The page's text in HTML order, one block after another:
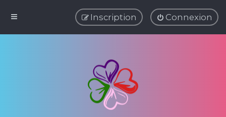
Connexion
Inscription